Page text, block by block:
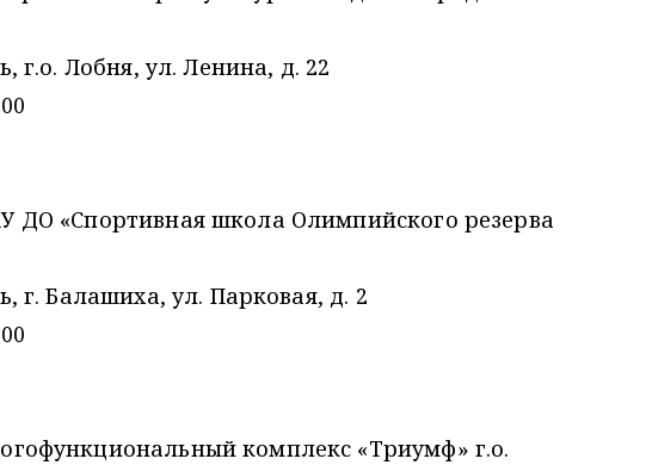
г.о. Лобня, ул. Ленина, д. 22
ДО «Спортивная школа Олимпийского резерва
г. Балашиха, ул. Парковая, д. 2
комплекс «Триумф» г.о.